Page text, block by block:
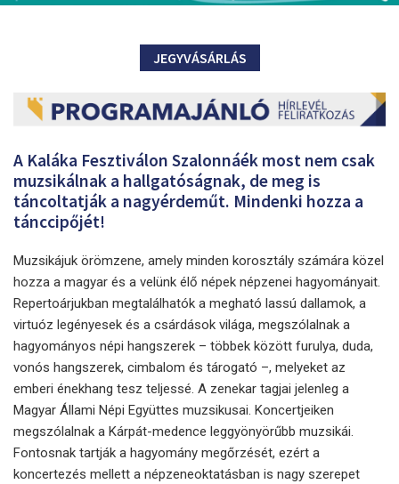
JEGYVÁSÁRLÁS
A Kaláka Fesztiválon Szalonnáék most nem csak
muzsikálnak a hallgatóságnak, de meg is
táncoltatják a nagyérdeműt. Mindenki hozza a
tánccipőjét!
Muzsikájuk örömzene, amely minden korosztály számára közel
hozza a magyar és a velünk élő népek népzenei hagyományait.
Repertoárjukban megtalálhatók a megható lassú dallamok, a
virtuóz legényesek és a csárdások világa, megszólalnak a
hagyományos népi hangszerek – többek között furulya, duda,
vonós hangszerek, cimbalom és tárogató –, melyeket az
emberi énekhang tesz teljessé. A zenekar tagjai jelenleg a
Magyar Állami Népi Együttes muzsikusai. Koncertjeiken
megszólalnak a Kárpát-medence leggyönyörűbb muzsikái.
Fontosnak tartják a hagyomány megőrzését, ezért a
koncertezés mellett a népzeneoktatásban is nagy szerepet